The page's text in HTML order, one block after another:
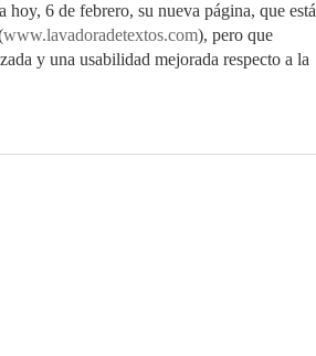
6 de febrero, su nueva página, que está
www.lavadoradetextos.com), pero que
y una usabilidad mejorada respecto a la